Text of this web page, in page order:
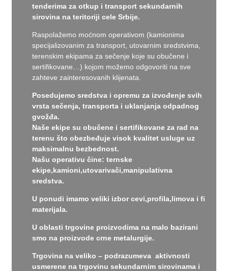
tenderima za otkup i transport sekundarnih
sirovina na teritoriji cele Srbije.
Raspolažemo moćnom operativom (kamionima
specijalizovanim za transport, utovarnim sredstvima,
terenskim ekipama za sečenje koje su obučene i
sertifikovane…) kojom možemo odgovoriti na sve
zahteve zainteresovanih klijenata.
Posedujemo sredstva i opremu za izvođenje svih
vrsta sečenja, transporta i uklanjanja odpadnog
gvožđa.
Naše ekipe su obučene i sertifikovane za rad na
terenu što obezbeđuje visok kvalitet usluge uz
maksimalnu bezbednost.
Našu operativu čine: ternske
ekipe,kamioni,utovarivači,manipulativna
sredstva.
U ponudi imamo veliki izbor cevi,profila,limova i fi
materijala.
U oblasti trgovine proizvodima na malo bazirani
smo na proizvode crne metalurgije.
Trgovina na veliko – podrazumeva aktivnosti
usmerene na trgovinu sekundarnim sirovinama i